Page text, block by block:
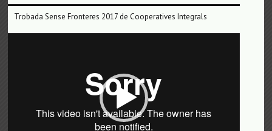
Trobada Sense Fronteres 2017 de Cooperatives Integrals